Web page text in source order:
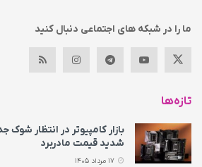
ما را در شبکه های اجتماعی دنبال کنید
تازه‌ها
بازار کامپیوتر در انتظار شوک
شدید قیمت مادربرد